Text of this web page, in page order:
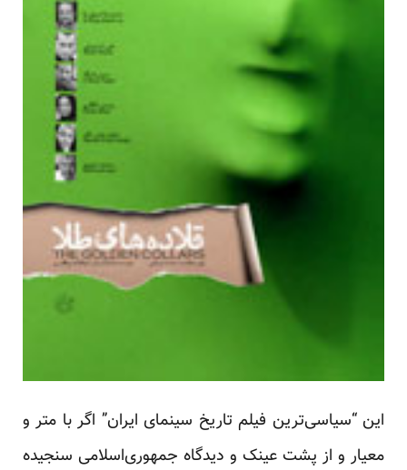
این “سیاسی‌ترین فیلم تاریخ سینمای ایران” اگر با متر و
معیار و از پشت عینک و دیدگاه جمهوری‌اسلامی سنجیده